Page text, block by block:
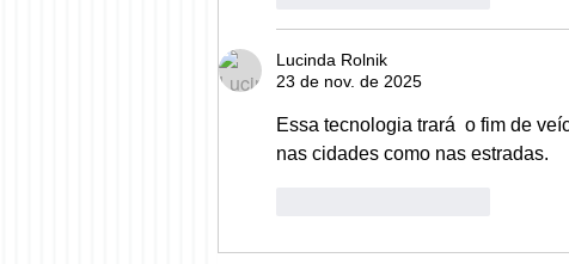
Lucinda Rolnik
23 de nov. de 2025
Essa tecnologia trará  o fim de
nas cidades como nas estradas.